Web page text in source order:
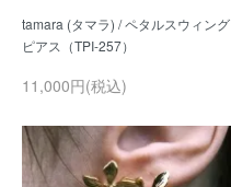
tamara (タマラ) / ペタルスウィング
11,000円(税込)